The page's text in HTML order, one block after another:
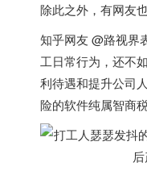
除此之外，有网友
知乎网友 @路视界
工日常行为，还不
利待遇和提升公司
险的软件纯属智商税